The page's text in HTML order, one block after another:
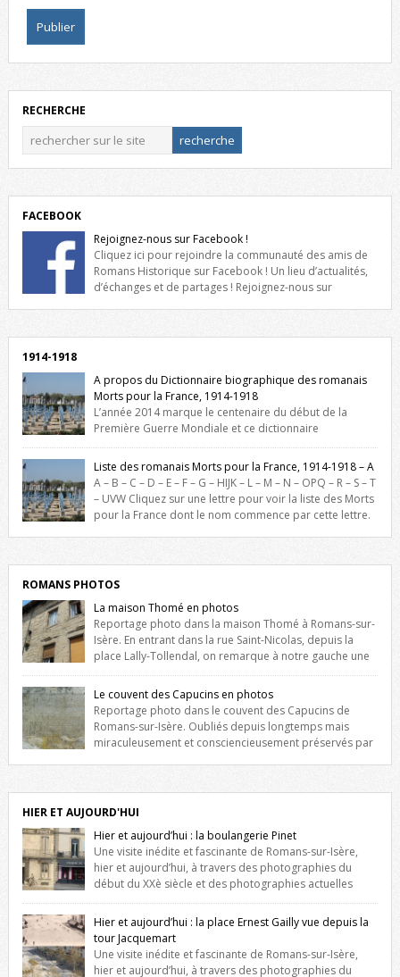
RECHERCHE
FACEBOOK
Rejoignez-nous sur Facebook !
Cliquez ici pour rejoindre la communauté des amis de
Romans Historique sur Facebook ! Un lieu d’actualités,
d’échanges et de partages ! Rejoignez-nous sur
1914-1918
A propos du Dictionnaire biographique des romanais
Morts pour la France, 1914-1918
L’année 2014 marque le centenaire du début de la
Première Guerre Mondiale et ce dictionnaire
biographique veut rendre hommage aux romanais Morts pour la
France durant ce conflit. La base de cette recherche historique est
constituée des noms gravés sur les plaques commémoratives de
l’Hôtel de Ville, du lycée du Dauphiné et du lycée Triboulet, […]
Liste des romanais Morts pour la France, 1914-1918 – A
A – B – C – D – E – F – G – HIJK – L – M – N – OPQ – R – S – T
– UVW Cliquez sur une lettre pour voir la liste des Morts
pour la France dont le nom commence par cette lettre.
ROMANS PHOTOS
La maison Thomé en photos
Reportage photo dans la maison Thomé à Romans-sur-
Isère. En entrant dans la rue Saint-Nicolas, depuis la
place Lally-Tollendal, on remarque à notre gauche une
maison construite au XVIè siècle. Les deux façades sont ornées de
fenêtres jumelles à meneaux. Entre ces deux étages, on peut voir une
niche qui contient une statue de la Vierge. […]
Le couvent des Capucins en photos
Reportage photo dans le couvent des Capucins de
Romans-sur-Isère. Oubliés depuis longtemps mais
miraculeusement et consciencieusement préservés par
l’histoire de la redécouverte de vestiges du couvent des Capucins !
Petit retour sur l’histoire […]
HIER ET AUJOURD'HUI
Hier et aujourd’hui : la boulangerie Pinet
Une visite inédite et fascinante de Romans-sur-Isère,
hier et aujourd’hui, à travers des photographies du
début du XXè siècle et des photographies actuelles
prises exactement dans le même cadre ! A l’angle de la place Jean
Jaurès et de l’avenue Victor Hugo (à côté d’Intermarché), à Romans. La
boulangerie Jules Pinet est inscrite dans le […]
Hier et aujourd’hui : la place Ernest Gailly vue depuis la
tour Jacquemart
Une visite inédite et fascinante de Romans-sur-Isère,
hier et aujourd’hui, à travers des photographies du